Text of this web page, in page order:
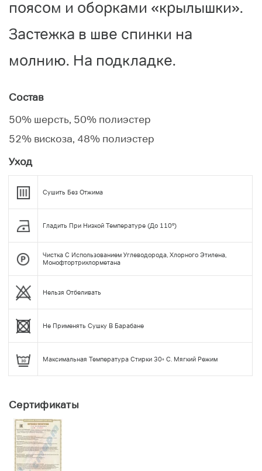
поясом и оборками «крылышки».
Застежка в шве спинки на
молнию. На подкладке.
Состав
50% шерсть, 50% полиэстер
52% вискоза, 48% полиэстер
Уход
Сушить Без Отжима
Гладить При Низкой Температуре (до 110°)
Чистка С Использованием Углеводорода, Хлорного Этилена,
Монофтортрихлорметана
Нельзя Отбеливать
Не Применять Сушку В Барабане
Максимальная Температура Стирки 30◦ С. Мягкий Режим
Сертификаты